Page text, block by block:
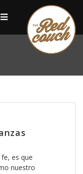
es que
nuestro